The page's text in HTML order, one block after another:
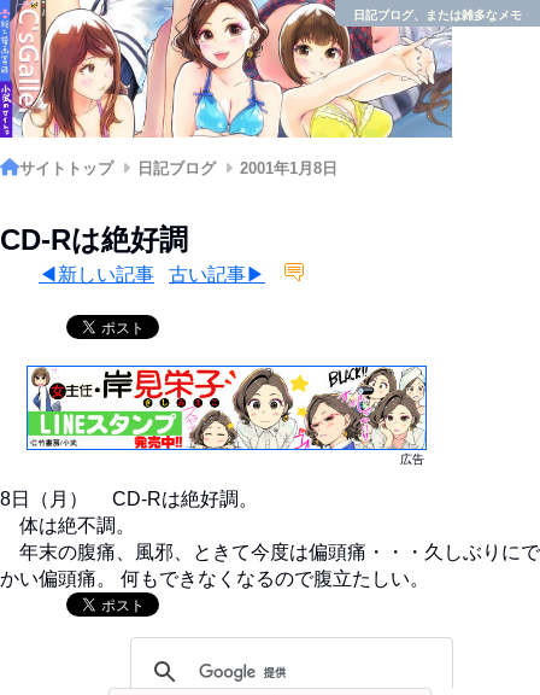
日記ブログ、または雑多なメモ
サイトトップ 日記ブログ 2001年1月8日
CD-Rは絶好調
◀新しい記事 古い記事▶
広告
8日（月） CD-Rは絶好調。
体は絶不調。
年末の腹痛、風邪、ときて今度は偏頭痛・・・久しぶりにで
かい偏頭痛。 何もできなくなるので腹立たしい。